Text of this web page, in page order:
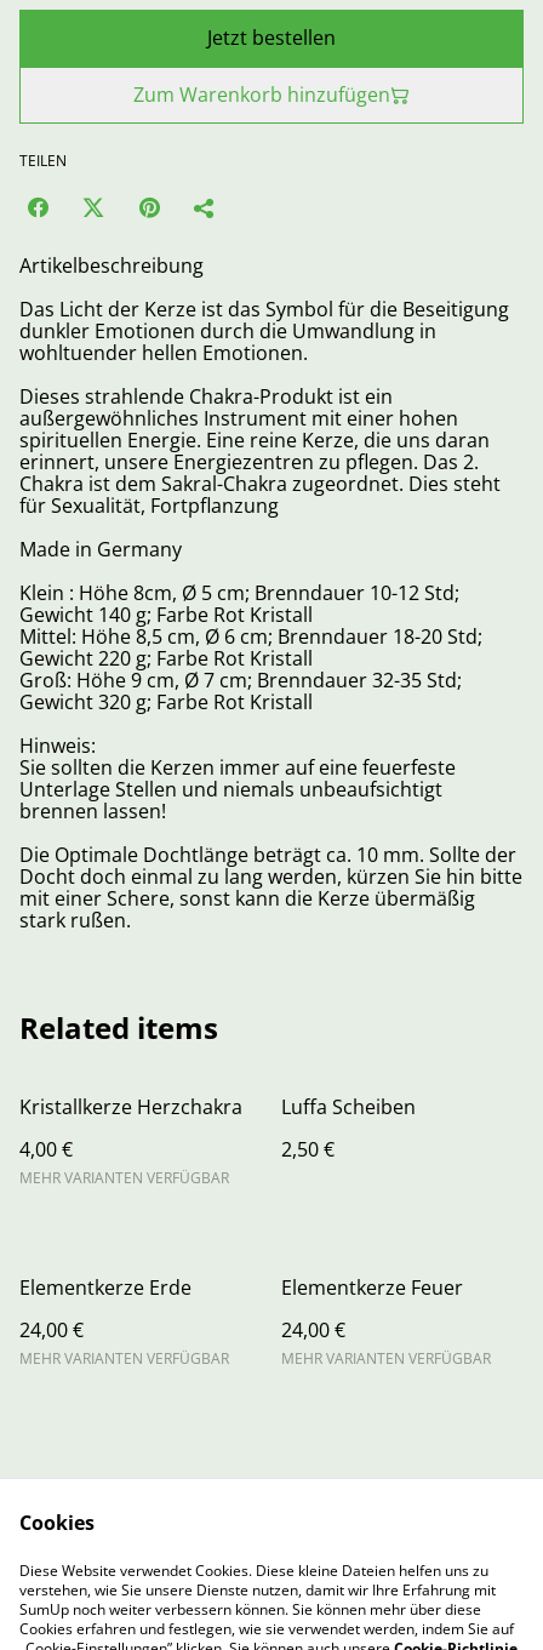
Jetzt bestellen
Zum Warenkorb hinzufügen
TEILEN
Artikelbeschreibung
Das Licht der Kerze ist das Symbol für die Beseitigung
dunkler Emotionen durch die Umwandlung in
wohltuender hellen Emotionen.
Dieses strahlende Chakra-Produkt ist ein
außergewöhnliches Instrument mit einer hohen
spirituellen Energie. Eine reine Kerze, die uns daran
erinnert, unsere Energiezentren zu pflegen. Das 2.
Chakra ist dem Sakral-Chakra zugeordnet. Dies steht
für Sexualität, Fortpflanzung
Made in Germany
Klein : Höhe 8cm, Ø 5 cm; Brenndauer 10-12 Std;
Gewicht 140 g; Farbe Rot Kristall
Mittel: Höhe 8,5 cm, Ø 6 cm; Brenndauer 18-20 Std;
Gewicht 220 g; Farbe Rot Kristall
Groß: Höhe 9 cm, Ø 7 cm; Brenndauer 32-35 Std;
Gewicht 320 g; Farbe Rot Kristall
Hinweis:
Sie sollten die Kerzen immer auf eine feuerfeste
Unterlage Stellen und niemals unbeaufsichtigt
brennen lassen!
Die Optimale Dochtlänge beträgt ca. 10 mm. Sollte der
Docht doch einmal zu lang werden, kürzen Sie hin bitte
mit einer Schere, sonst kann die Kerze übermäßig
stark rußen.
Related items
Kristallkerze Herzchakra
4,00 €
MEHR VARIANTEN VERFÜGBAR
Luffa Scheiben
2,50 €
Elementkerze Erde
24,00 €
MEHR VARIANTEN VERFÜGBAR
Elementkerze Feuer
24,00 €
MEHR VARIANTEN VERFÜGBAR
Privacy Policy
Cookie Policy
Cookie-Richtlinie
Cookies
Diese Website verwendet Cookies. Diese kleine Dateien helfen uns zu
verstehen, wie Sie unsere Dienste nutzen, damit wir Ihre Erfahrung mit
SumUp noch weiter verbessern können. Sie können mehr über diese
Cookies erfahren und festlegen, wie sie verwendet werden, indem Sie auf